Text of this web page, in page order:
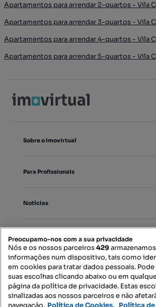
Apartamentos para arrendar 2-quartos - Vila
Apartamentos para arrendar 3-quartos - Vila
Apartamentos para arrendar 4-quartos - Vila
Apartamentos para arrendar 5-quartos - Vila
Sobre o Imovirtual
Para Profissionais
Notícias
Mapa do Site
Contacte-nos
Preocupamo-nos com a sua privacidade
Nós e os nossos parceiros429
informações num dispositivo, tais como
em cookies para tratar dados pessoais.
suas escolhas clicando abaixo ou em
página da política de privacidade. Estas
sinalizadas aos nossos parceiros e não
navegação. Política de Cookies, Política